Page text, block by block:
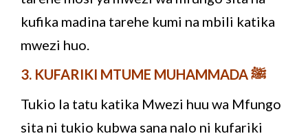
kufika madina tarehe kumi na mbili katika
mwezi huo.
3. KUFARIKI MTUME MUHAMMADA ﷺ
Tukio la tatu katika Mwezi huu wa Mfungo
sita ni tukio kubwa sana nalo ni kufariki